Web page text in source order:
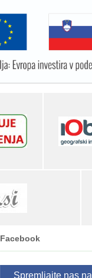
Facebook
Spremljajte nas na